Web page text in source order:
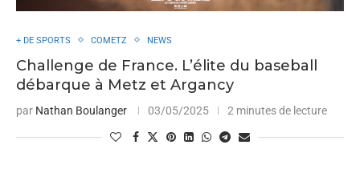
+ DE SPORTS COMETZ NEWS
Challenge de France. L’élite du baseball
débarque à Metz et Argancy
par Nathan Boulanger 03/05/2025 2 minutes de lecture